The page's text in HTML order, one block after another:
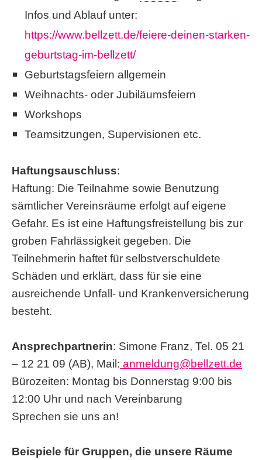
Infos und Ablauf unter:
https://www.bellzett.de/feiere-deinen-starken-
geburtstag-im-bellzett/
Geburtstagsfeiern allgemein
Weihnachts- oder Jubiläumsfeiern
Workshops
Teamsitzungen, Supervisionen etc.
Haftungsauschluss:
Haftung: Die Teilnahme sowie Benutzung
sämtlicher Vereinsräume erfolgt auf eigene
Gefahr. Es ist eine Haftungsfreistellung bis zur
groben Fahrlässigkeit gegeben. Die
Teilnehmerin haftet für selbstverschuldete
Schäden und erklärt, dass für sie eine
ausreichende Unfall- und Krankenversicherung
besteht.
Ansprechpartnerin: Simone Franz, Tel. 05 21
– 12 21 09 (AB), Mail: anmeldung@bellzett.de
Bürozeiten: Montag bis Donnerstag 9:00 bis
12:00 Uhr und nach Vereinbarung
Sprechen sie uns an!
Beispiele für Gruppen, die unsere Räume